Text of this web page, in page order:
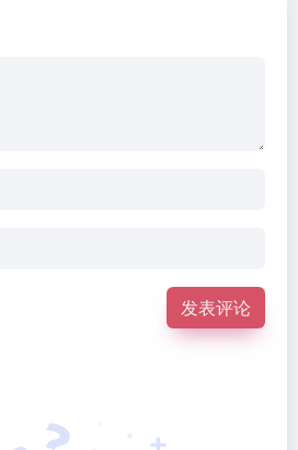
发表评论